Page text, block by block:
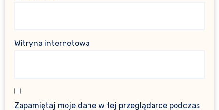
Witryna internetowa
Zapamiętaj moje dane w tej przeglądarce podczas